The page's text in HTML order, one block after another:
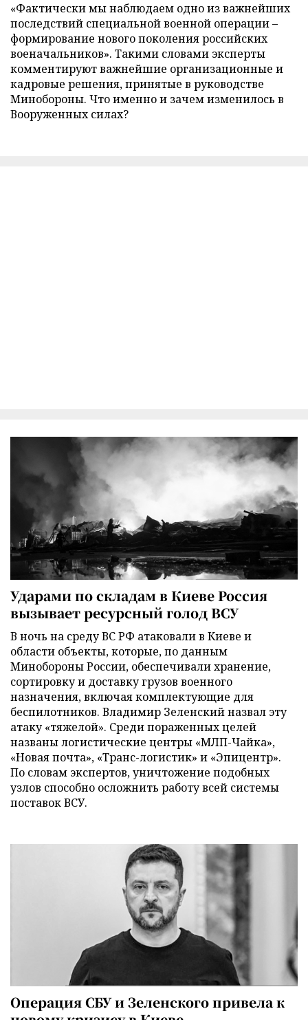
«Фактически мы наблюдаем одно из важнейших
последствий специальной военной операции –
формирование нового поколения российских
военачальников». Такими словами эксперты
комментируют важнейшие организационные и
кадровые решения, принятые в руководстве
Минобороны. Что именно и зачем изменилось в
Вооруженных силах?
Ударами по складам в Киеве Россия
вызывает ресурсный голод ВСУ
В ночь на среду ВС РФ атаковали в Киеве и
области объекты, которые, по данным
Минобороны России, обеспечивали хранение,
сортировку и доставку грузов военного
назначения, включая комплектующие для
беспилотников. Владимир Зеленский назвал эту
атаку «тяжелой». Среди пораженных целей
названы логистические центры «МЛП-Чайка»,
«Новая почта», «Транс-логистик» и «Эпицентр».
По словам экспертов, уничтожение подобных
узлов способно осложнить работу всей системы
поставок ВСУ.
Операция СБУ и Зеленского привела к